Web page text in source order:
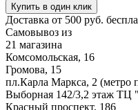
Купить в один клик
Доставка от 500 руб.
Самовывоз из
21 магазина
Комсомольская, 16
Громова, 15
пл.Карла Маркса, 2 (метро
Выборная 142/3,2 этаж ТЦ
Красный проспект, 186